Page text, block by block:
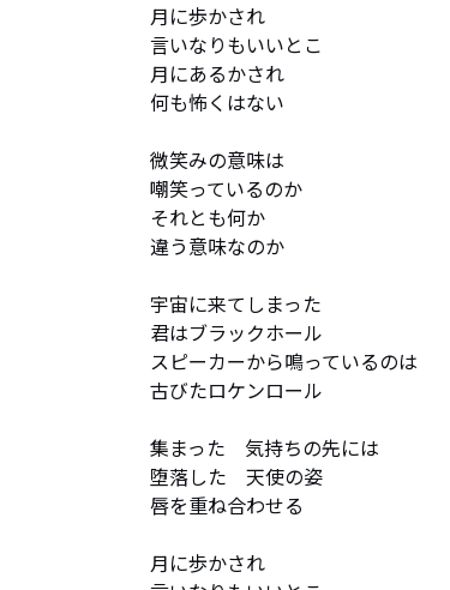
月に歩かされ
言いなりもいいとこ
月にあるかされ
何も怖くはない
微笑みの意味は
嘲笑っているのか
それとも何か
違う意味なのか
宇宙に来てしまった
君はブラックホール
スピーカーから鳴っているのは
古びたロケンロール
集まった　気持ちの先には
堕落した　天使の姿
唇を重ね合わせる
月に歩かされ